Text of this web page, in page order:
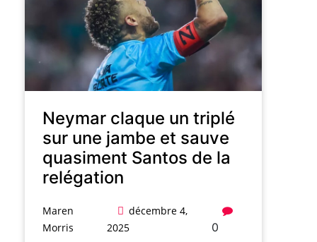
Neymar claque un triplé
sur une jambe et sauve
quasiment Santos de la
relégation
Maren
Morris
décembre 4,
2025
0